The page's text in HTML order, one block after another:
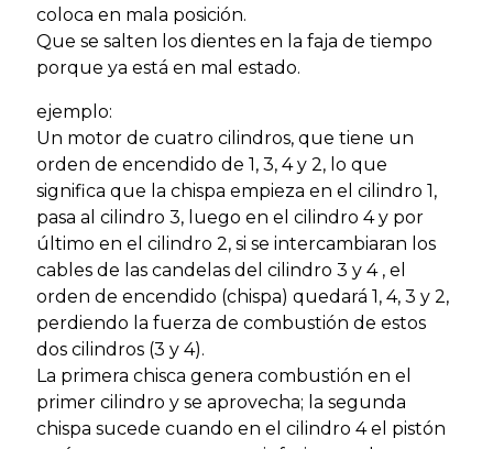
coloca en mala posición.
Que se salten los dientes en la faja de tiempo
porque ya está en mal estado.
ejemplo:
Un motor de cuatro cilindros, que tiene un
orden de encendido de 1, 3, 4 y 2, lo que
significa que la chispa empieza en el cilindro 1,
pasa al cilindro 3, luego en el cilindro 4 y por
último en el cilindro 2, si se intercambiaran los
cables de las candelas del cilindro 3 y 4 , el
orden de encendido (chispa) quedará 1, 4, 3 y 2,
perdiendo la fuerza de combustión de estos
dos cilindros (3 y 4).
La primera chisca genera combustión en el
primer cilindro y se aprovecha; la segunda
chispa sucede cuando en el cilindro 4 el pistón